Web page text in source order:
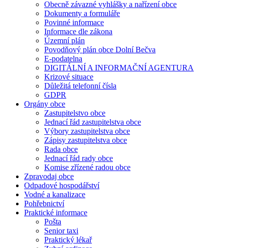
Obecně závazné vyhlášky a nařízení obce
Dokumenty a formuláře
Povinné informace
Informace dle zákona
Územní plán
Povodňový plán obce Dolní Bečva
E-podatelna
DIGITÁLNÍ A INFORMAČNÍ AGENTURA
Krizové situace
Důležitá telefonní čísla
GDPR
Orgány obce
Zastupitelstvo obce
Jednací řád zastupitelstva obce
Výbory zastupitelstva obce
Zápisy zastupitelstva obce
Rada obce
Jednací řád rady obce
Komise zřízené radou obce
Zpravodaj obce
Odpadové hospodářství
Vodné a kanalizace
Pohřebnictví
Praktické informace
Pošta
Senior taxi
Praktický lékař